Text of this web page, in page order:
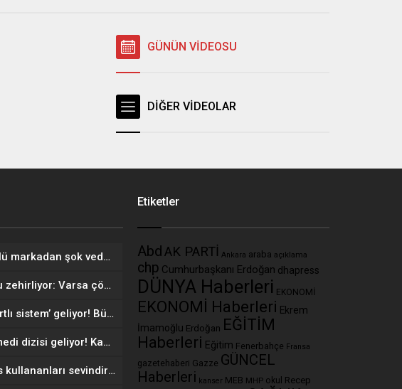
GÜNÜN VİDEOSU
DİĞER VİDEOLAR
234 yıllık ünlü markadan şok veda! Mağazalarına kilit vuruluyor
Vücudunuzu zehirliyor: Varsa çöpe atın! Yiyeni hasta ediyor
MEB’den ‘kartlı sistem’ geliyor! Bütün okullarda uygulanacak
Yepyeni komedi dizisi geliyor! Kahkaha tufanı estirecek
Manuel vites kullananları sevindiren haber! Faydası şaşırttı
Etiketler
AbdAK PARTİ Ankara araba açıklama
chp Cumhurbaşkanı Erdoğan dhapress
DÜNYA Haberleri EKONOMİ
EKONOMİ Haberleri Ekrem
İmamoğlu Erdoğan EĞİTİM
Haberleri Eğitim Fenerbahçe Fransa
gazetehaberi Gazze GÜNCEL
Haberleri kanser MEB MHP okul Recep